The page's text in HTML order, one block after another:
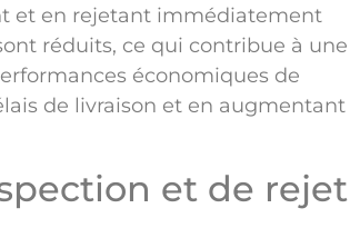
et en rejetant immédiatement
réduits, ce qui contribue à une
économiques de
de livraison et en augmentant
et de rejet